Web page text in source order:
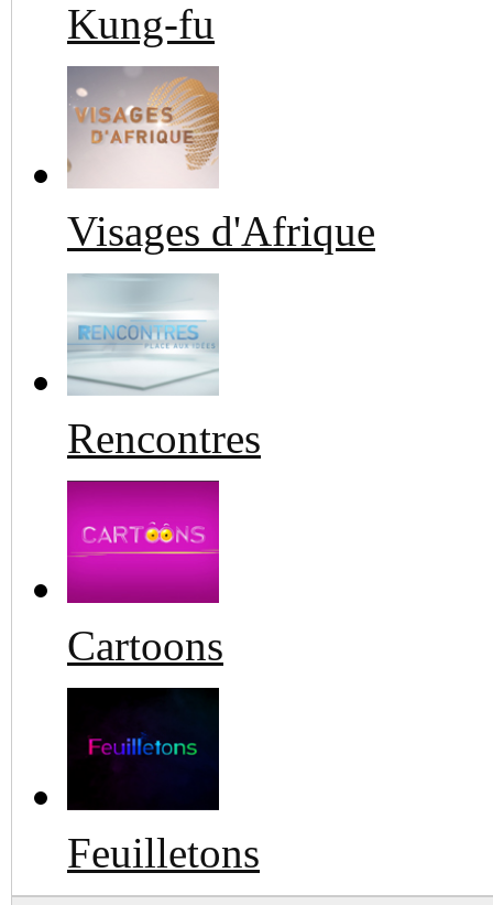
Kung-fu
Visages d'Afrique
Rencontres
Cartoons
Feuilletons